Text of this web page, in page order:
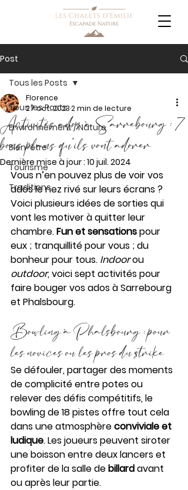
Post
Tous les Posts
Environnement / Nature
Bien-être
Tourisme
Traditions
Tous les Posts
Activités ados à Sarrebourg : 7
bons plans qu’ils vont adorer
Florence
27 oct. 20232 min de lecture
Dernière mise à jour : 10 juil. 2024
Vous n’en pouvez plus de voir vos
ados le nez rivé sur leurs écrans ?
Voici plusieurs idées de sorties qui
vont les motiver à quitter leur
chambre. Fun et sensations pour
eux ; tranquillité pour vous ; du
bonheur pour tous. Indoor ou
outdoor, voici sept activités pour
faire bouger vos ados à Sarrebourg
et Phalsbourg.
Bowling à Phalsbourg : pour
les novices ou les pros du strike
Se défouler, partager des moments
de complicité entre potes ou
relever des défis compétitifs, le
bowling de 18 pistes offre tout cela
dans une atmosphère conviviale et
ludique. Les joueurs peuvent siroter
une boisson entre deux lancers et
profiter de la salle de billard avant
ou après leur partie.